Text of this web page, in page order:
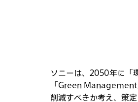
ソニーは、2050年に「
「Green Management
削減すべきか考え、策